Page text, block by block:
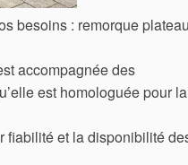
besoins : remorque
accompagnée des
est homologuée pour la
fiabilité et la disponibilité